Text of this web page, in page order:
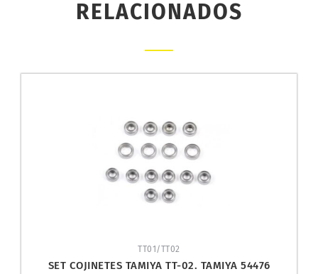
RELACIONADOS
TT01/TT02
SET COJINETES TAMIYA TT-02. TAMIYA 54476